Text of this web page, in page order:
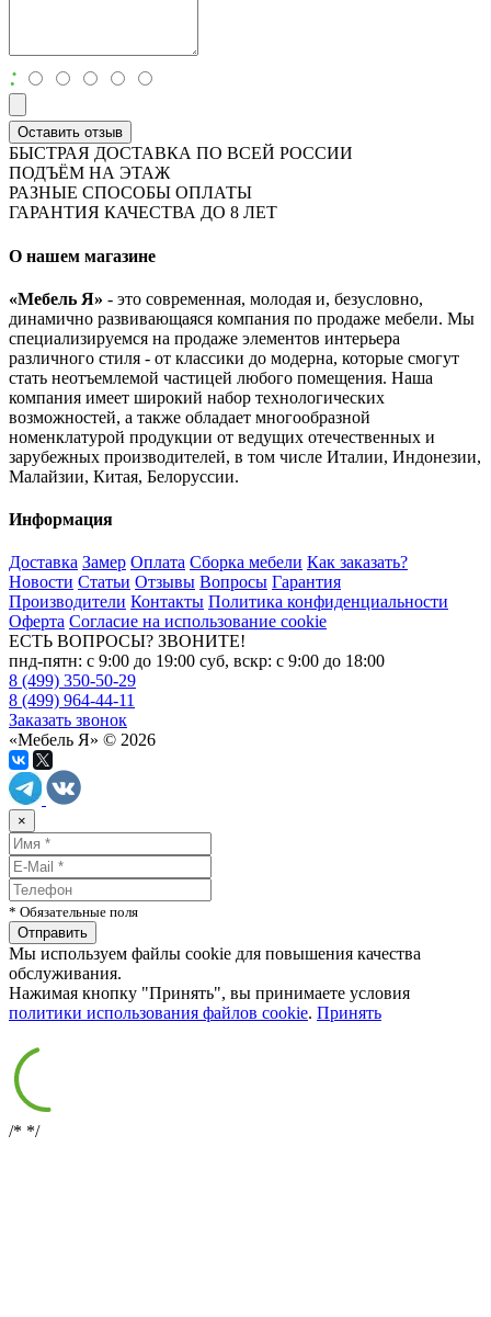
:
Оставить отзыв
БЫСТРАЯ ДОСТАВКА ПО ВСЕЙ РОССИИ
ПОДЪЁМ НА ЭТАЖ
РАЗНЫЕ СПОСОБЫ ОПЛАТЫ
ГАРАНТИЯ КАЧЕСТВА ДО 8 ЛЕТ
О нашем магазине
«Мебель Я» - это современная, молодая и, безусловно,
динамично развивающаяся компания по продаже мебели. Мы
специализируемся на продаже элементов интерьера
различного стиля - от классики до модерна, которые смогут
стать неотъемлемой частицей любого помещения. Наша
компания имеет широкий набор технологических
возможностей, а также обладает многообразной
номенклатурой продукции от ведущих отечественных и
зарубежных производителей, в том числе Италии, Индонезии,
Малайзии, Китая, Белоруссии.
Информация
Доставка Замер Оплата Сборка мебели Как заказать?
Новости Статьи Отзывы Вопросы Гарантия
Производители Контакты Политика конфиденциальности
Оферта Согласие на использование cookie
ЕСТЬ ВОПРОСЫ? ЗВОНИТЕ!
пнд-пятн: с 9:00 до 19:00 суб, вскр: с 9:00 до 18:00
8 (499) 350-50-29
8 (499) 964-44-11
Заказать звонок
«Мебель Я» © 2026
×
* Обязательные поля
Мы используем файлы cookie для повышения качества
обслуживания.
Нажимая кнопку "Принять", вы принимаете условия
политики использования файлов cookie. Принять
/* */